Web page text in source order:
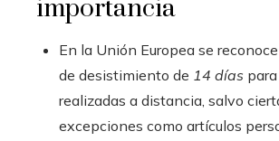
importancia
En la Unión Europea se
de desistimiento de 14 días
realizadas a distancia, salvo
excepciones como artículos